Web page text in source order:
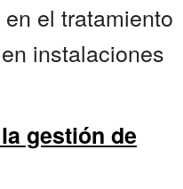
el tratamiento
instalaciones
gestión de